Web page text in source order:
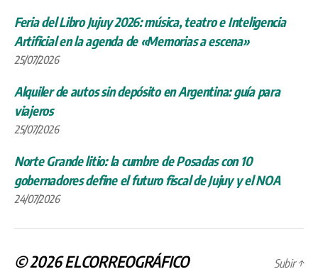
Feria del Libro Jujuy 2026: música, teatro e Inteligencia
Artificial en la agenda de «Memorias a escena»
25/07/2026
Alquiler de autos sin depósito en Argentina: guía para
viajeros
25/07/2026
Norte Grande litio: la cumbre de Posadas con 10
gobernadores define el futuro fiscal de Jujuy y el NOA
24/07/2026
© 2026ELCORREOGRÁFICO Subir↑